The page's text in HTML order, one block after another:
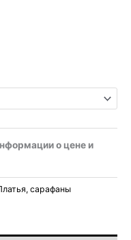
о цене и
сарафаны